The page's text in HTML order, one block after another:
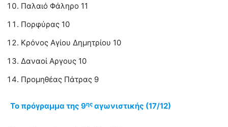
Παλαιό Φάληρο 11
Πορφύρας 10
Κρόνος Αγίου Δημητρίου 10
Δαναοί Αργους 10
Προμηθέας Πάτρας 9
Το πρόγραμμα της 9ης αγωνιστικής (17/12)